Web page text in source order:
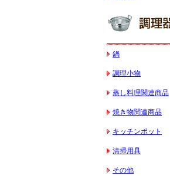
鍋
調理小物
蒸し料理関連商品
焼き物関連商品
キッチンポット
清掃用具
その他